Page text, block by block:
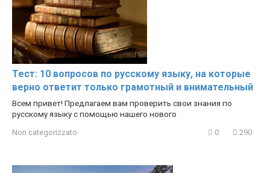
Тест: 10 вопросов по русскому языку, на которые
верно ответит только грамотный и внимательный
Всем привет! Предлагаем вам проверить свои знания по
русскому языку с помощью нашего нового
Non categorizzato 0 290